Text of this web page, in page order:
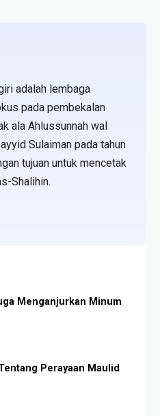
adalah lembaga
pada pembekalan
ala Ahlussunnah wal
Sulaiman pada tahun
tujuan untuk mencetak
Shalihin.
Perayaan Maulid